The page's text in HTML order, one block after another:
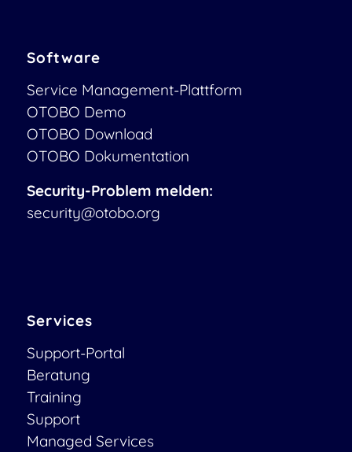
Software
Service Management-Plattform
OTOBO Demo
OTOBO Download
OTOBO Dokumentation
Security-Problem melden:
security@otobo.org
Services
Support-Portal
Beratung
Training
Support
Managed Services